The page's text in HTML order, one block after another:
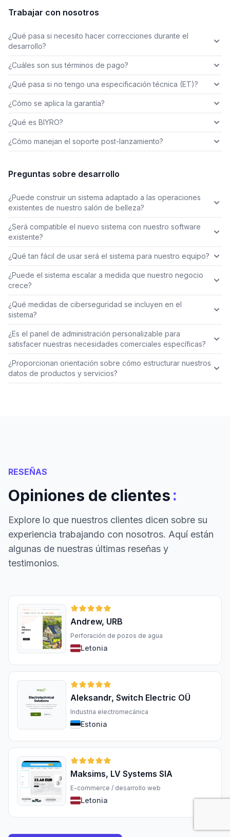
Trabajar con nosotros
¿Qué pasa si necesito hacer correcciones durante el
desarrollo?
¿Cuáles son sus términos de pago?
¿Qué pasa si no tengo una especificación técnica (ET)?
¿Cómo se aplica la garantía?
¿Qué es BIYRO?
¿Cómo manejan el soporte post-lanzamiento?
Preguntas sobre desarrollo
¿Puede construir un sistema adaptado a las operaciones
existentes de nuestro salón de belleza?
¿Será compatible el nuevo sistema con nuestro software
existente?
¿Qué tan fácil de usar será el sistema para nuestro equipo?
¿Puede el sistema escalar a medida que nuestro negocio
crece?
¿Qué medidas de ciberseguridad se incluyen en el
sistema?
¿Es el panel de administración personalizable para
satisfacer nuestras necesidades comerciales específicas?
¿Proporcionan orientación sobre cómo estructurar nuestros
datos de productos y servicios?
RESEÑAS
Opiniones de clientes:
Explore lo que nuestros clientes dicen sobre su
experiencia trabajando con nosotros. Aquí están
algunas de nuestras últimas reseñas y
testimonios.
Andrew, URB
Perforación de pozos de agua
Letonia
Aleksandr, Switch Electric OÜ
Industria electromecánica
Estonia
Maksims, LV Systems SIA
E-commerce / desarrollo web
Letonia